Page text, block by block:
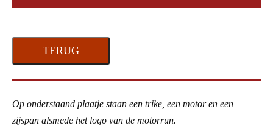
TERUG
Op onderstaand plaatje staan een trike, een motor en een
zijspan alsmede het logo van de motorrun.